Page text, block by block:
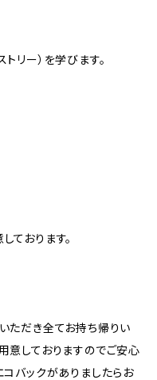
リー）を学びます。
ております。
ただき全てお持ち帰りい
意しておりますのでご安心
コバックがありましたらお